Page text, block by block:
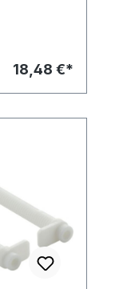
18,48 €*